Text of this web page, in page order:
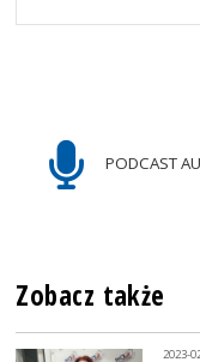
PODCAST
Zobacz także
2023-